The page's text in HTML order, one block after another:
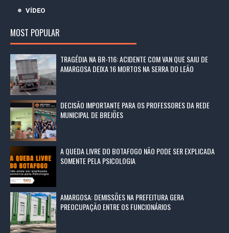
VÍDEO
MOST POPULAR
TRAGÉDIA NA BR-116: ACIDENTE COM VAN QUE SAIU DE
AMARGOSA DEIXA 16 MORTOS NA SERRA DO LEÃO
DECISÃO IMPORTANTE PARA OS PROFESSORES DA REDE
MUNICIPAL DE BREJÕES
A QUEDA LIVRE DO BOTAFOGO NÃO PODE SER EXPLICADA
SOMENTE PELA PSICOLOGIA
AMARGOSA: DEMISSÕES NA PREFEITURA GERA
PREOCUPAÇÃO ENTRE OS FUNCIONÁRIOS